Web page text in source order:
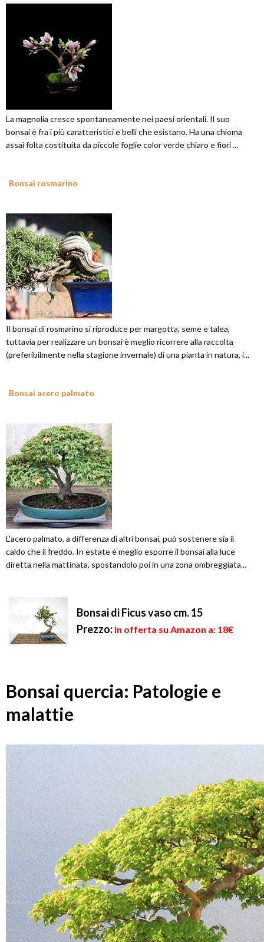
La magnolia cresce spontaneamente nei paesi orientali. Il suo
bonsai è fra i più caratteristici e belli che esistano. Ha una chioma
assai folta costituita da piccole foglie color verde chiaro e fiori ...
Bonsai rosmarino
Il bonsai di rosmarino si riproduce per margotta, seme e talea,
tuttavia per realizzare un bonsai è meglio ricorrere alla raccolta
(preferibilmente nella stagione invernale) di una pianta in natura, i...
Bonsai acero palmato
L'acero palmato, a differenza di altri bonsai, può sostenere sia il
caldo che il freddo. In estate è meglio esporre il bonsai alla luce
diretta nella mattinata, spostandolo poi in una zona ombreggiata...
Bonsai di Ficus vaso cm. 15
Prezzo: in offerta su Amazon a: 18€
Bonsai quercia: Patologie e
malattie